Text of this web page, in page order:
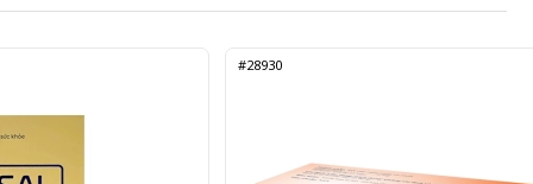
#28930